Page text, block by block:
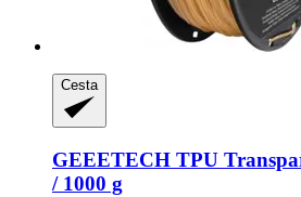
Cesta
GEEETECH TPU
/ 1000 g